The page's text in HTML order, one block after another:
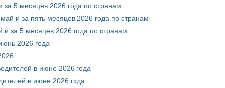
за 5 месяцев 2026 года по странам
и за пять месяцев 2026 года по странам
и за 5 месяцев 2026 года по странам
2026 года
в июне 2026 года
в июне 2026 года